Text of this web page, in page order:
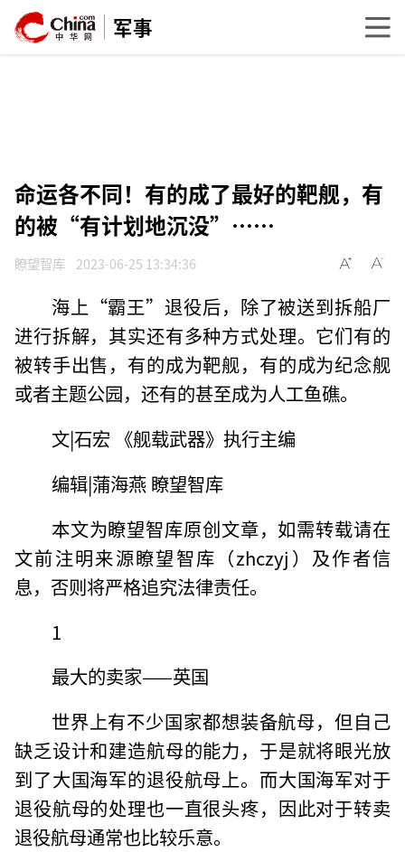
军事
命运各不同！有的成了最好的靶舰，有
的被“有计划地沉没”……
瞭望智库 2023-06-25 13:34:36
海上“霸王”退役后，除了被送到拆船厂
进行拆解，其实还有多种方式处理。它们有的
被转手出售，有的成为靶舰，有的成为纪念舰
或者主题公园，还有的甚至成为人工鱼礁。
文|石宏 《舰载武器》执行主编
编辑|蒲海燕 瞭望智库
本文为瞭望智库原创文章，如需转载请在
文前注明来源瞭望智库（zhczyj）及作者信
息，否则将严格追究法律责任。
1
最大的卖家——英国
世界上有不少国家都想装备航母，但自己
缺乏设计和建造航母的能力，于是就将眼光放
到了大国海军的退役航母上。而大国海军对于
退役航母的处理也一直很头疼，因此对于转卖
退役航母通常也比较乐意。